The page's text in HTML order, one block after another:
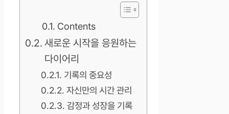
Contents
새로운 시작을 응원하는
다이어리
기록의 중요성
자신만의 시간 관리
감정과 성장을 기록